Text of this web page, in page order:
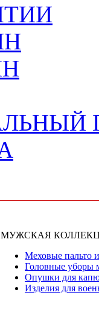
МУЖСКАЯ
Меховые пальто
Головные уборы
Опушки для
Изделия для